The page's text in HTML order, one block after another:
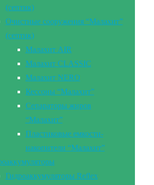
(септик)
Очистные сооружения “Малахит”
(септик)
Малахит AIR
Малахит CLASSIC
Малахит NERO
Кессоны “Малахит”
Сепараторы жиров
“Малахит”
Пластиковые емкости-
накопители “Малахит”
Гидроаккумуляторы Reflex